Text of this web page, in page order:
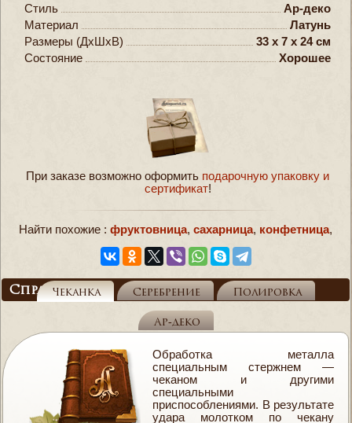
Стиль
Ар-деко
Материал
Латунь
Размеры (ДxШxВ)
33 x 7 x 24 см
Состояние
Хорошее
При заказе возможно оформить подарочную упаковку и
сертификат!
Найти похожие : фруктовница, сахарница, конфетница,
Справочник
Чеканка Серебрение Полировка
Ар-деко
Обработка металла
специальным стержнем —
чеканом и другими
специальными
приспособлениями. В результате
удара молотком по чекану